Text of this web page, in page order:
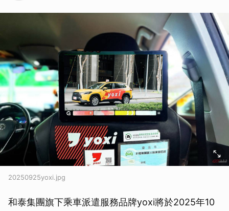
20250925yoxi.jpg
和泰集團旗下乘車派遣服務品牌yoxi將於2025年10